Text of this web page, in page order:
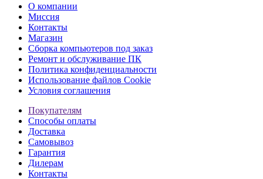
О компании
Миссия
Контакты
Магазин
Сборка компьютеров под заказ
Ремонт и обслуживание ПК
Политика конфиденциальности
Использование файлов Cookie
Условия соглашения
Покупателям
Способы оплаты
Доставка
Самовывоз
Гарантия
Дилерам
Контакты